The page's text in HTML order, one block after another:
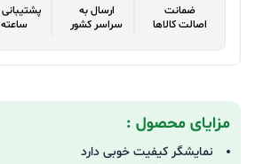
ضمانت
اصالت کالاها
ارسال به
سراسر کشور
ساعته
مزایای محصول :
نمایشگر کیفیت خوبی دارد